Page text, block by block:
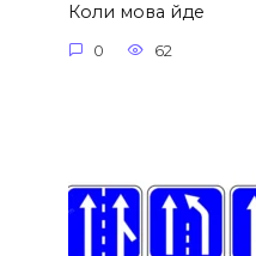
Коли мова йде
0 62